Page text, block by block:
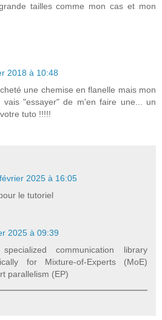
tailles comme mon cas et mon
2018 à 10:48
une chemise en flanelle mais mon
"essayer" de m'en faire une... un
tuto !!!!!
2025 à 16:05
le tutoriel
2025 à 09:39
communication library
for Mixture-of-Experts (MoE)
parallelism (EP)